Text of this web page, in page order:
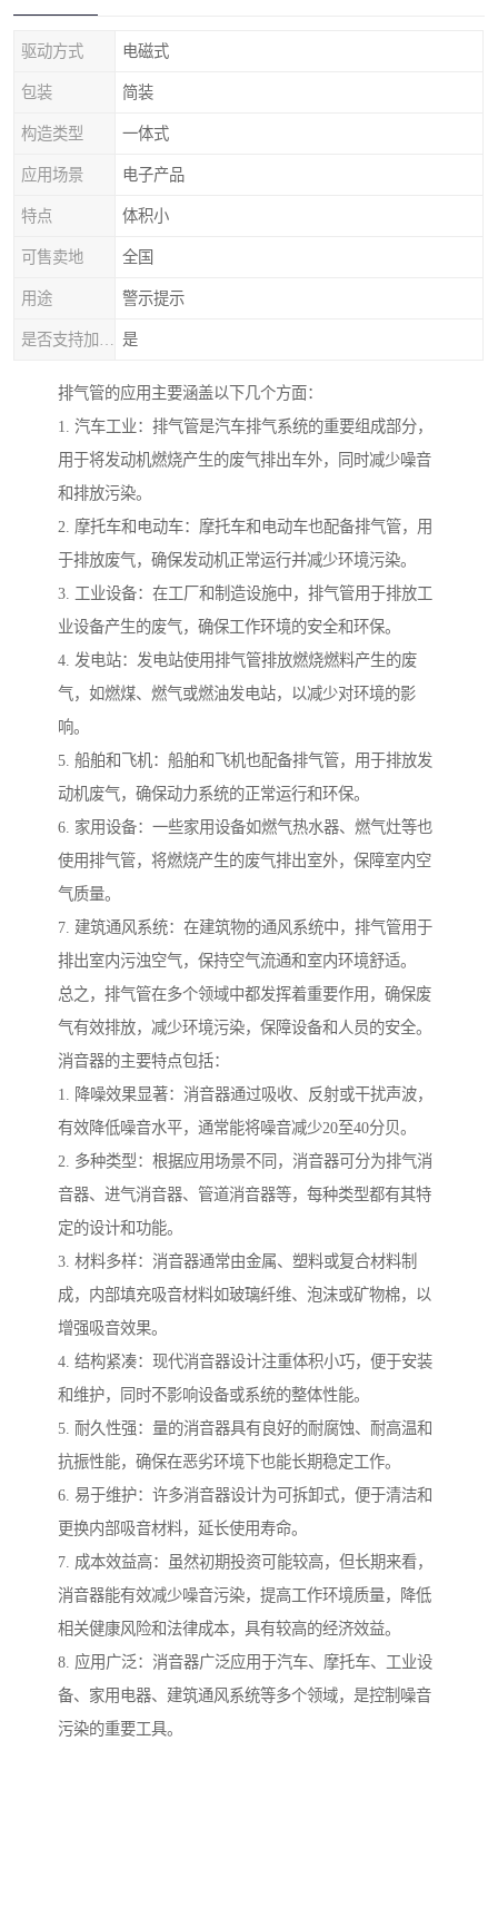
驱动方式 电磁式
包装 简装
构造类型 一体式
应用场景 电子产品
特点 体积小
可售卖地 全国
用途 警示提示
是
排气管的应用主要涵盖以下几个方面：
1. 汽车工业：排气管是汽车排气系统的重要组成部分，
用于将发动机燃烧产生的废气排出车外，同时减少噪音
和排放污染。
2. 摩托车和电动车：摩托车和电动车也配备排气管，用
于排放废气，确保发动机正常运行并减少环境污染。
3. 工业设备：在工厂和制造设施中，排气管用于排放工
业设备产生的废气，确保工作环境的安全和环保。
4. 发电站：发电站使用排气管排放燃烧燃料产生的废
气，如燃煤、燃气或燃油发电站，以减少对环境的影
响。
5. 船舶和飞机：船舶和飞机也配备排气管，用于排放发
动机废气，确保动力系统的正常运行和环保。
6. 家用设备：一些家用设备如燃气热水器、燃气灶等也
使用排气管，将燃烧产生的废气排出室外，保障室内空
气质量。
7. 建筑通风系统：在建筑物的通风系统中，排气管用于
排出室内污浊空气，保持空气流通和室内环境舒适。
总之，排气管在多个领域中都发挥着重要作用，确保废
气有效排放，减少环境污染，保障设备和人员的安全。
消音器的主要特点包括：
1. 降噪效果显著：消音器通过吸收、反射或干扰声波，
有效降低噪音水平，通常能将噪音减少20至40分贝。
2. 多种类型：根据应用场景不同，消音器可分为排气消
音器、进气消音器、管道消音器等，每种类型都有其特
定的设计和功能。
3. 材料多样：消音器通常由金属、塑料或复合材料制
成，内部填充吸音材料如玻璃纤维、泡沫或矿物棉，以
增强吸音效果。
4. 结构紧凑：现代消音器设计注重体积小巧，便于安装
和维护，同时不影响设备或系统的整体性能。
5. 耐久性强：量的消音器具有良好的耐腐蚀、耐高温和
抗振性能，确保在恶劣环境下也能长期稳定工作。
6. 易于维护：许多消音器设计为可拆卸式，便于清洁和
更换内部吸音材料，延长使用寿命。
7. 成本效益高：虽然初期投资可能较高，但长期来看，
消音器能有效减少噪音污染，提高工作环境质量，降低
相关健康风险和法律成本，具有较高的经济效益。
8. 应用广泛：消音器广泛应用于汽车、摩托车、工业设
备、家用电器、建筑通风系统等多个领域，是控制噪音
污染的重要工具。